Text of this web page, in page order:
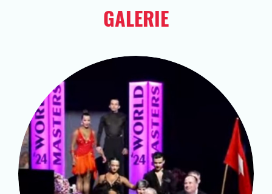
GALERIE